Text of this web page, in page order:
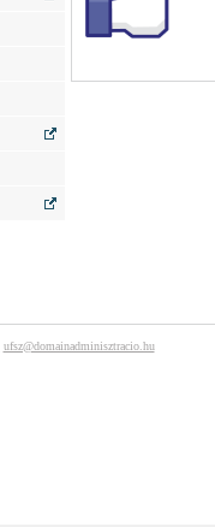
ufsz@domainadminisztracio.hu